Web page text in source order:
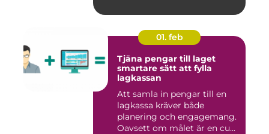
01. feb
Tjäna pengar till laget
smartare sätt att fylla
lagkassan
Att samla in pengar till en
lagkassa kräver både
planering och engagemang.
Oavsett om målet är en cu...